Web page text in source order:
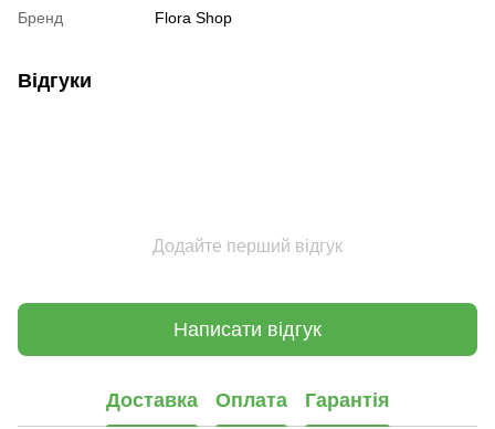
Бренд Flora Shop
Відгуки
Додайте перший відгук
Написати відгук
Доставка Оплата Гарантія